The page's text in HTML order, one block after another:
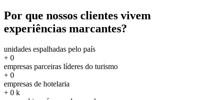
Por que nossos clientes vivem
experiências marcantes?
unidades espalhadas pelo país
+ 0
empresas parceiras líderes do turismo
+ 0
empresas de hotelaria
+ 0 k